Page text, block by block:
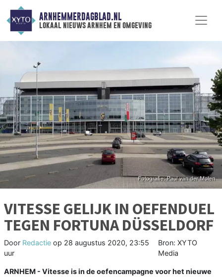
ARNHEMMERDAGBLAD.NL
lokaal nieuws arnhem en omgeving
VITESSE GELIJK IN OEFENDUEL
TEGEN FORTUNA DÜSSELDORF
Door Redactie op 28 augustus 2020, 23:55
uur
Bron: XYTO
Media
ARNHEM - Vitesse is in de oefencampagne voor het nieuwe